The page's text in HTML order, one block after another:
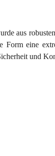
aus
eine
und